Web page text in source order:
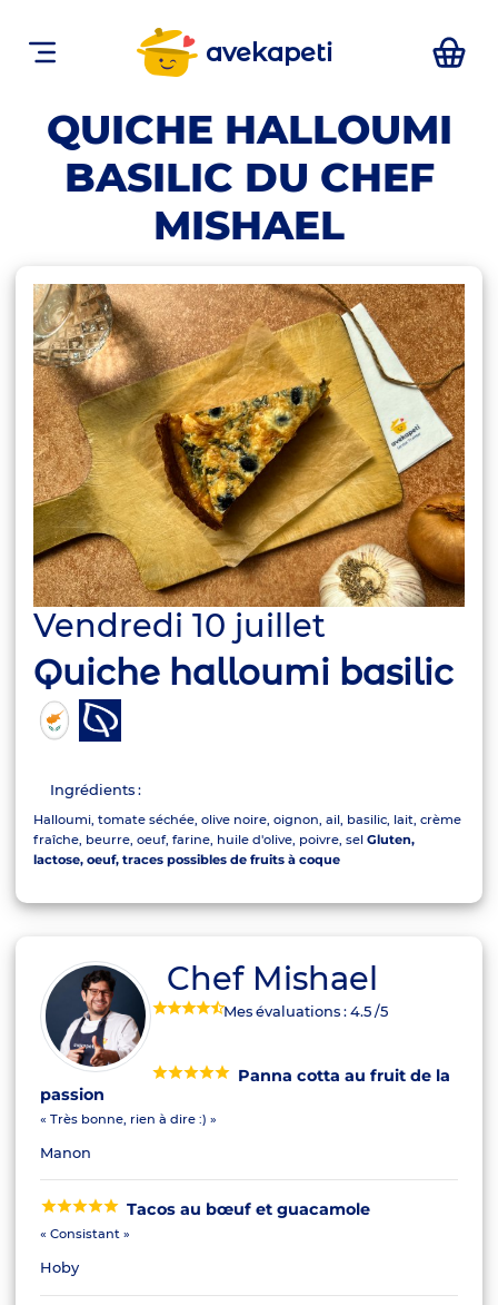
avekapeti
QUICHE HALLOUMI
BASILIC DU CHEF
MISHAEL
Vendredi 10 juillet
Quiche halloumi basilic
Ingrédients :
Halloumi, tomate séchée, olive noire, oignon, ail, basilic, lait, crème
fraîche, beurre, oeuf, farine, huile d'olive, poivre, selGluten,
lactose, oeuf, traces possibles de fruits à coque
Chef Mishael
Mes évaluations :4.5/5
Panna cotta au fruit de la
passion
« Très bonne, rien à dire :) »
Manon
Tacos au bœuf et guacamole
« Consistant »
Hoby